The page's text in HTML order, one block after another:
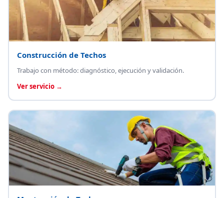
Construcción de Techos
Trabajo con método: diagnóstico, ejecución y validación.
Ver servicio →